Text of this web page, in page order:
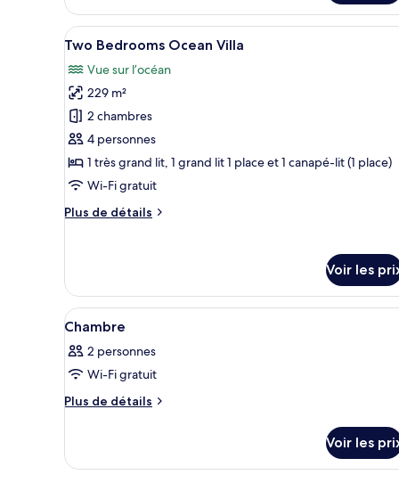
Villa
le
type
de
Two
Bedroom
Sunrise
Villa
Afficher
toutes
les
photos
pour
ce
type
de
chambre :
Two
Villa
Un complexe résidentiel
35
Two Bedrooms Ocean Villa
Vue sur l’océan
229 m²
2 chambres
4 personnes
1 très grand lit, 1 grand lit 1 place et 1 canapé-lit (1 place)
Wi-Fi gratuit
Plus de détails
Plus
type
de
chambre
Bedrooms
Ocean
Voir les
Afficher
toutes
les
photos
pour
de
Literie de qualité supérieure,
6
Chambre
2 personnes
Wi-Fi gratuit
Plus de détails
Plus
le
Voir les